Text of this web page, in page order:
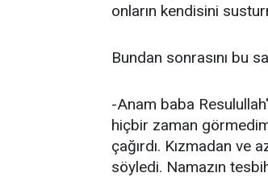
onların kendisini
Bundan sonrasını bu
-Anam baba
hiçbir zaman
çağırdı. Kızmadan ve
söyledi. Namazın